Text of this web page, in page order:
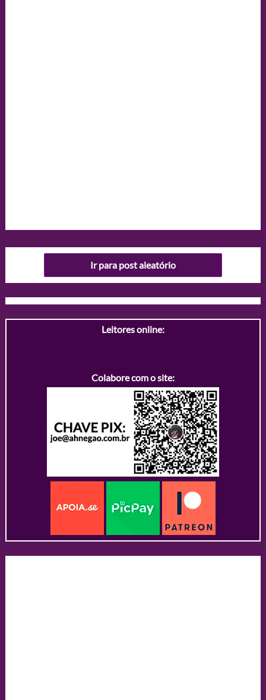
Ir para post aleatório
Leitores online:
Colabore com o site: